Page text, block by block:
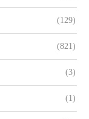
(129)
(821)
(3)
(1)